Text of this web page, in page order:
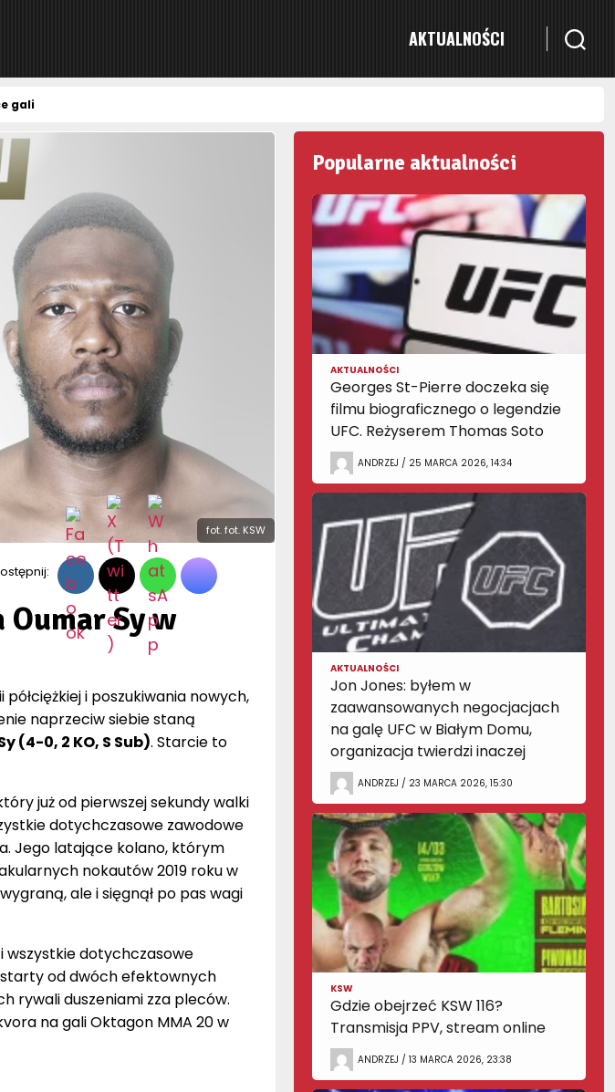
AKTUALNOŚCI
gali
fot. fot. KSW
Sy w
i poszukiwania nowych,
naprzeciw siebie staną
(4-0, 2 KO, S Sub). Starcie to
już od pierwszej sekundy walki
dotychczasowe zawodowe
Jego latające kolano, którym
nokautów 2019 roku w
ale i sięgnął po pas wagi
wszystkie dotychczasowe
starty od dwóch efektownych
rywali duszeniami zza pleców.
na gali Oktagon MMA 20 w
Popularne aktualności
AKTUALNOŚCI
Georges St-Pierre doczeka się
filmu biograficznego o legendzie
UFC. Reżyserem Thomas Soto
ANDRZEJ / 25 MARCA 2026, 14:34
AKTUALNOŚCI
Jon Jones: byłem w
zaawansowanych negocjacjach
na galę UFC w Białym Domu,
organizacja twierdzi inaczej
ANDRZEJ / 23 MARCA 2026, 15:30
KSW
Gdzie obejrzeć KSW 116?
Transmisja PPV, stream online
ANDRZEJ / 13 MARCA 2026, 23:38